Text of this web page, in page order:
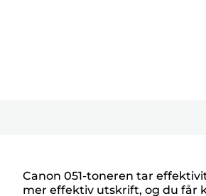
Canon 051-toneren tar
mer effektiv utskrift, og du får